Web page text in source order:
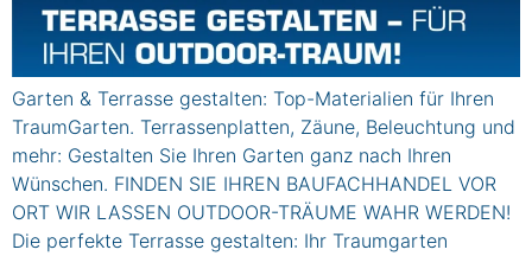
Garten & Terrasse gestalten: Top-Materialien für Ihren
TraumGarten. Terrassenplatten, Zäune, Beleuchtung und
mehr: Gestalten Sie Ihren Garten ganz nach Ihren
Wünschen. FINDEN SIE IHREN BAUFACHHANDEL VOR
ORT WIR LASSEN OUTDOOR-TRÄUME WAHR WERDEN!
Die perfekte Terrasse gestalten: Ihr Traumgarten